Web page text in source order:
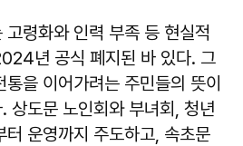
령화와 인력 부족 등 현실적
년 공식 폐지된 바 있다. 그
을 이어가려는 주민들의 뜻이
상도문 노인회와 부녀회, 청년
터 운영까지 주도하고, 속초문